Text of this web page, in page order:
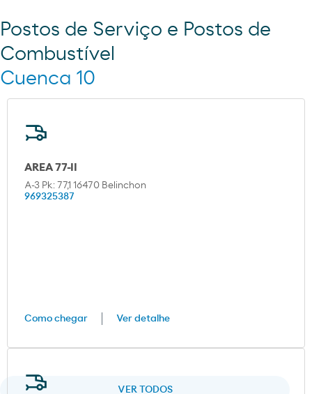
Postos de Serviço e Postos de
Combustível
Cuenca 10
VER TODOS
AREA 77-II
A-3 Pk: 77,1 16470 Belinchon
969325387
Como chegar Ver detalhe